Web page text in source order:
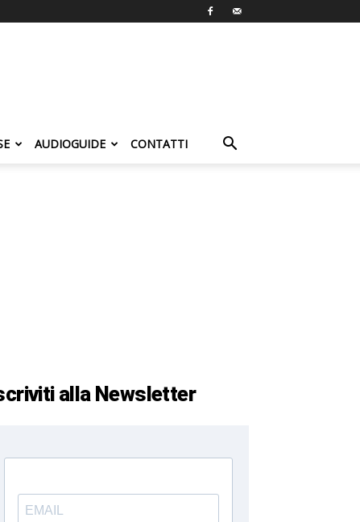
AUDIOGUIDE CONTATTI
alla Newsletter